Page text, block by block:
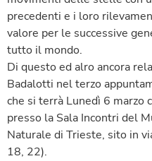
precedenti e i loro
valore per le successive
tutto il mondo.
Di questo ed alro ancora
Badalotti nel terzo
che si terrà Lunedì 6 marzo
presso la Sala Incontri del
Naturale di Trieste, sito in
18, 22).